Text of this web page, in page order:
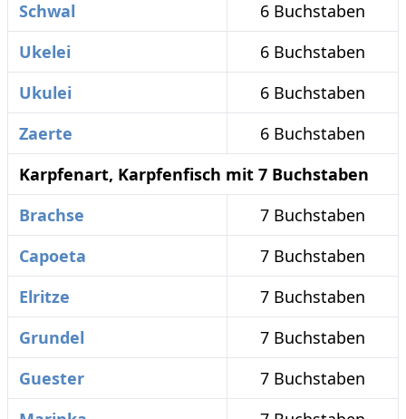
Schwal
6 Buchstaben
Ukelei
6 Buchstaben
Ukulei
6 Buchstaben
Zaerte
6 Buchstaben
Karpfenart, Karpfenfisch mit 7 Buchstaben
Brachse
7 Buchstaben
Capoeta
7 Buchstaben
Elritze
7 Buchstaben
Grundel
7 Buchstaben
Guester
7 Buchstaben